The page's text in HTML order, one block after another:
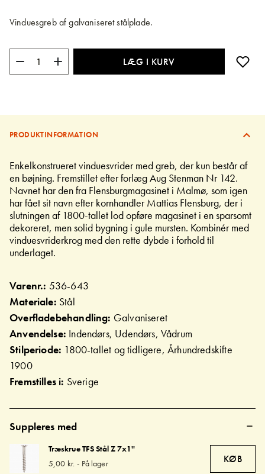
Vinduesgreb af galvaniseret stålplade.
LÆG I KURV
PRODUKTINFORMATION
Enkelkonstrueret vinduesvrider med greb, der kun består af
en bøjning. Fremstillet efter forlæg Aug Stenman Nr 142.
Navnet har den fra Flensburgmagasinet i Malmø, som igen
har fået sit navn efter kornhandler Mattias Flensburg, der i
slutningen af 1800-tallet lod opføre magasinet i en sparsomt
dekoreret, men solid bygning i gule mursten. Kombinér med
vinduesvriderkrog med den rette dybde i forhold til
underlaget.
Varenr.: 536-643
Materiale: Stål
Overfladebehandling: Galvaniseret
Anvendelse: Indendørs, Udendørs, Vådrum
Stilperiode: 1800-tallet og tidligere, Århundredskifte
1900
Fremstilles i: Sverige
Suppleres med
Træskrue TFS Stål Z 7x1''
5,00 kr. - På lager KØB